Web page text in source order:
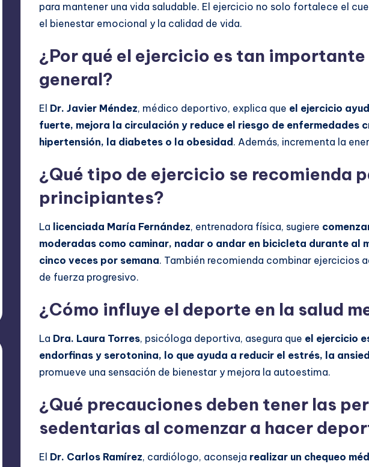
para mantener una vida saludable. El ejercicio no solo fortalece el
el bienestar emocional y la calidad de vida.
¿Por qué el ejercicio es tan
general?
El Dr. Javier Méndez, médico deportivo, explica que el ejercicio
fuerte, mejora la circulación y reduce el riesgo de enfermedades
hipertensión, la diabetes o la obesidad . Además, incrementa la
¿Qué tipo de ejercicio se recomienda
principiantes?
La licenciada María Fernández, entrenadora física, sugiere
moderadas como caminar, nadar o andar en bicicleta durante al
cinco veces por semana. También recomienda combinar ejercicios
de fuerza progresivo.
¿Cómo influye el deporte en la salud
La Dra. Laura Torres, psicóloga deportiva, asegura que el ejercicio
endorfinas y serotonina, lo que ayuda a reducir el estrés, la
promueve una sensación de bienestar y mejora la autoestima.
¿Qué precauciones deben tener las
sedentarias al comenzar a hacer
El Dr. Carlos Ramírez, cardiólogo, aconseja realizar un chequeo